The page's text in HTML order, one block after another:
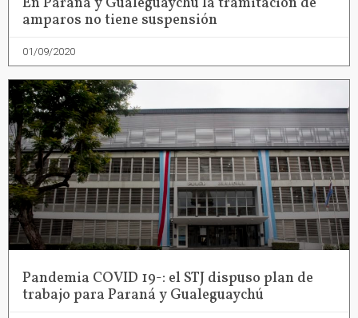
amparos no tiene suspensión
01/09/2020
Pandemia COVID 19-: el STJ dispuso plan de
trabajo para Paraná y Gualeguaychú